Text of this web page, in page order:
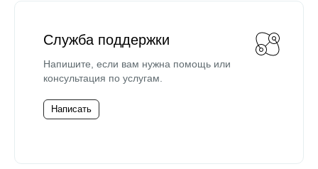
Служба поддержки
Напишите, если вам нужна помощь или
консультация по услугам.
Написать